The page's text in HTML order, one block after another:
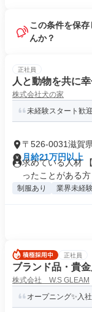
この条件を保
んか？
正社員
人と動物を共に
株式会社犬の家
未経験スタート歓
〒526-0031滋賀
月給21万円以上
求めている人材
ったことがある方
制服あり 業界未経
正社員
ブランド品・貴
株式会社 W.S GLEAM
オープニング✨入